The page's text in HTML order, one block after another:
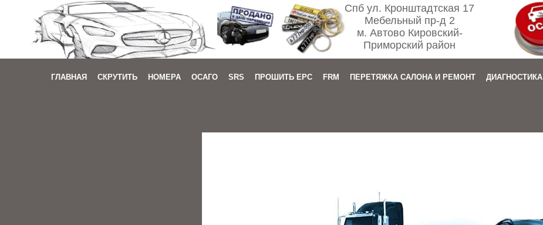
Спб ул. Кронштадтская 17
Мебельный пр-д 2
м. Автово Кировский-
Приморский район
ГЛАВНАЯ СКРУТИТЬ НОМЕРА ОСАГО SRS ПРОШИТЬ EPC FRM ПЕРЕТЯЖКА САЛОНА И РЕМОНТ ДИАГНОСТИКА